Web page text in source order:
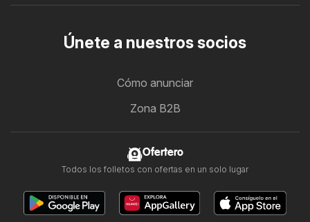
Únete a nuestros socios
Cómo anunciar
Zona B2B
Ofertero
Todos los folletos con ofertas en un solo lugar